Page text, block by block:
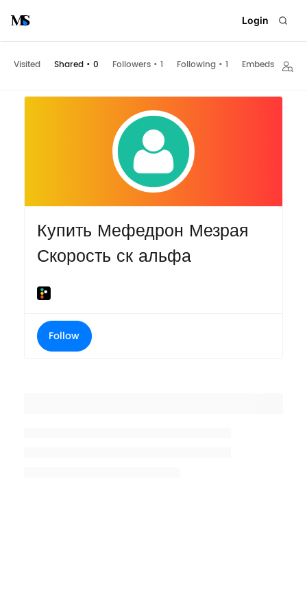
Login
Visited Shared • 0 Followers • 1 Following • 1 Embeds
Купить Мефедрон Мезрая
Скорость ск альфа
Follow